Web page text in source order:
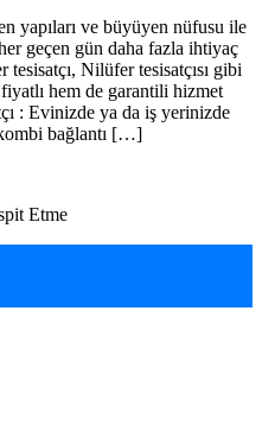
yapıları ve büyüyen nüfusu ile
geçen gün daha fazla ihtiyaç
Nilüfer tesisatçısı gibi
hem de garantili hizmet
: Evinizde ya da iş yerinizde
kombi bağlantı […]
Etme